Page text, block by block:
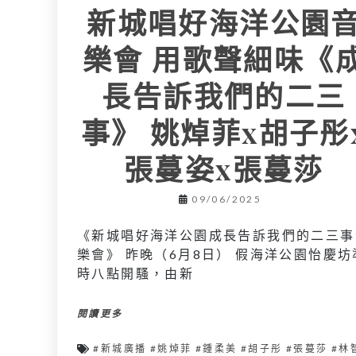
新城唱好海洋公園
樂會 用歌聲細味《
長告訴我們的二三
事》 姚焯菲x胡子
張蔓姿x張蔓莎
09/06/2025
《新城唱好海洋公園成長告訴我們的二三
樂會》 昨晚（6月8日） 假海洋公園怡慶坊
時八點開騷，由新
閱讀更多
#新城廣播 #姚焯菲 #鍾柔美 #胡子彤 #張蔓莎 #林